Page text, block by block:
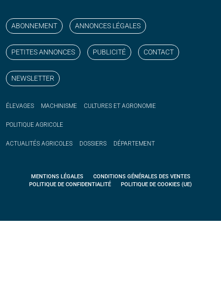
ABONNEMENT ANNONCES LÉGALES
PETITES ANNONCES PUBLICITÉ CONTACT
NEWSLETTER
ÉLEVAGES MACHINISME CULTURES ET AGRONOMIE
POLITIQUE AGRICOLE
ACTUALITÉS AGRICOLES DOSSIERS DÉPARTEMENT
MENTIONS LÉGALES
CONDITIONS GÉNÉRALES DES VENTES
POLITIQUE DE CONFIDENTIALITÉ
POLITIQUE DE COOKIES (UE)